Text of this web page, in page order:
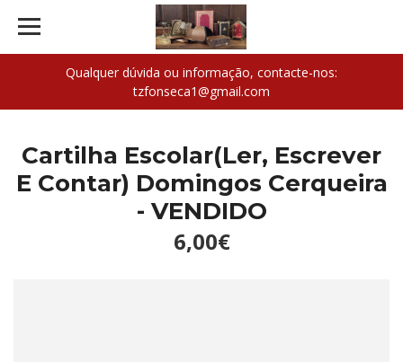
Qualquer dúvida ou informação, contacte-nos:
tzfonseca1@gmail.com
Cartilha Escolar(Ler, Escrever
E Contar) Domingos Cerqueira
- VENDIDO
6,00€